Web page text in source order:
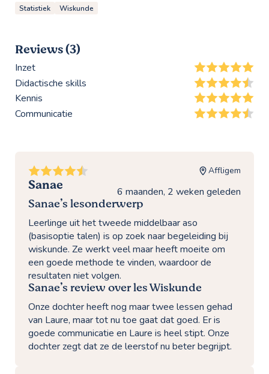
Statistiek Wiskunde
Reviews (3)
Inzet
Didactische skills
Kennis
Communicatie
Sanae
Affligem
6 maanden, 2 weken geleden
Sanae’s lesonderwerp
Leerlinge uit het tweede middelbaar aso
(basisoptie talen) is op zoek naar begeleiding bij
wiskunde. Ze werkt veel maar heeft moeite om
een goede methode te vinden, waardoor de
resultaten niet volgen.
Sanae’s review over les Wiskunde
Onze dochter heeft nog maar twee lessen gehad
van Laure, maar tot nu toe gaat dat goed. Er is
goede communicatie en Laure is heel stipt. Onze
dochter zegt dat ze de leerstof nu beter begrijpt.